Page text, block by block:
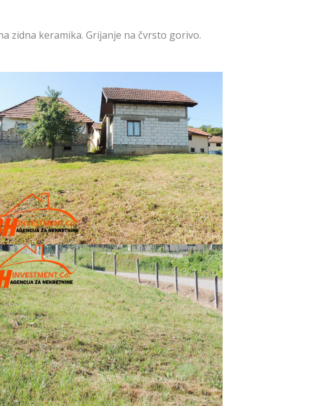
zidna keramika. Grijanje na čvrsto gorivo.